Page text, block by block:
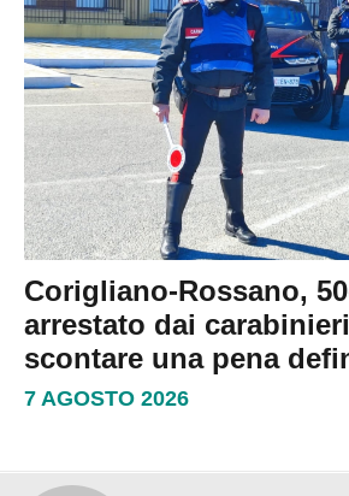
Corigliano-Rossano,
arrestato dai
scontare una pena
7 AGOSTO 2026